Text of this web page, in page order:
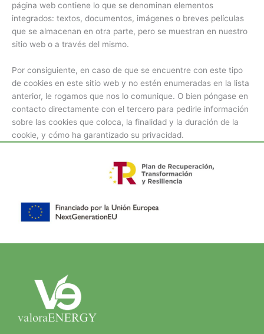
página web contiene lo que se denominan elementos
integrados: textos, documentos, imágenes o breves películas
que se almacenan en otra parte, pero se muestran en nuestro
sitio web o a través del mismo.
Por consiguiente, en caso de que se encuentre con este tipo
de cookies en este sitio web y no estén enumeradas en la lista
anterior, le rogamos que nos lo comunique. O bien póngase en
contacto directamente con el tercero para pedirle información
sobre las cookies que coloca, la finalidad y la duración de la
cookie, y cómo ha garantizado su privacidad.